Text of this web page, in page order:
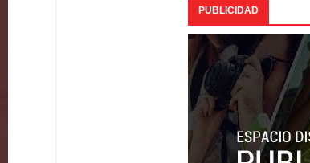
PUBLICIDAD